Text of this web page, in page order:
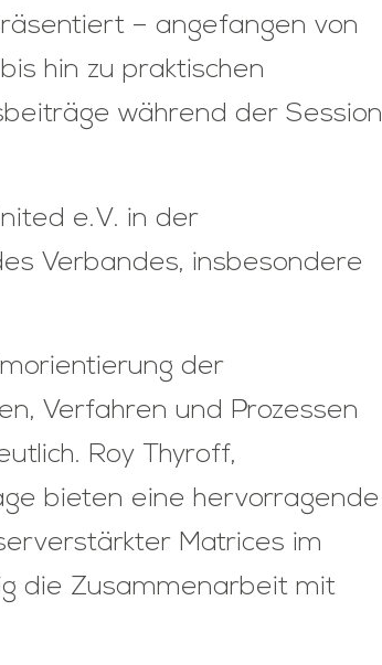
– angefangen von
hin zu praktischen
während der Session
e.V. in der
Verbandes, insbesondere
der
Verfahren und Prozessen
Roy Thyroff,
bieten eine hervorragende
Matrices im
die Zusammenarbeit mit